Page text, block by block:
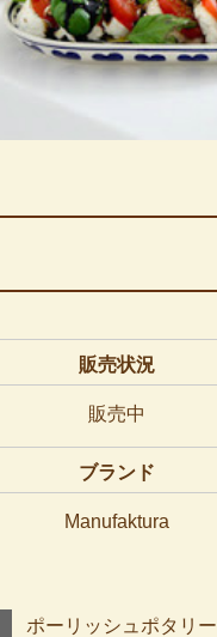
販売状況
販売中
ブランド
Manufaktura
ポーリッシュポタリー